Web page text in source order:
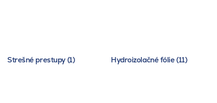
Strešné prestupy (1) Hydroizolačné fólie (11)